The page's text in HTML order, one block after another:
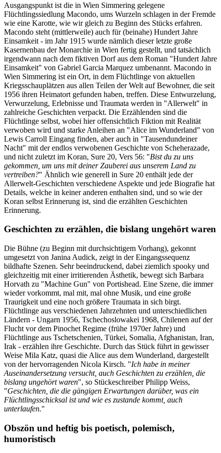
Ausgangspunkt ist die in Wien Simmering gelegene
Flüchtlingssiedlung Macondo, ums Wurzeln schlagen in der Fremde
wie eine Karotte, wie wir gleich zu Beginn des Stücks erfahren.
Macondo steht (mittlerweile) auch für (beinahe) Hundert Jahre
Einsamkeit - im Jahr 1915 wurde nämlich dieser letzte große
Kasernenbau der Monarchie in Wien fertig gestellt, und tatsächlich
irgendwann nach dem fiktiven Dorf aus dem Roman "Hundert Jahre
Einsamkeit" von Gabriel Garcia Marquez umbenannt. Macondo in
Wien Simmering ist ein Ort, in dem Flüchtlinge von aktuellen
Kriegsschauplätzen aus allen Teilen der Welt auf Bewohner, die seit
1956 ihren Heimatort gefunden haben, treffen. Diese Entwurzelung,
Verwurzelung, Erlebnisse und Traumata werden in "Allerwelt" in
zahlreiche Geschichten verpackt. Die Erzählenden sind die
Flüchtlinge selbst, wobei hier offensichtlich Fiktion mit Realität
verwoben wird und starke Anleihen an "Alice im Wunderland" von
Lewis Carroll Eingang finden, aber auch in "Tausendundeiner
Nacht" mit der endlos verwobenen Geschichte von Scheherazade,
und nicht zuletzt im Koran, Sure 20, Vers 56: "Bist du zu uns
gekommen, um uns mit deiner Zauberei aus unserem Land zu
vertreiben?" Ähnlich wie generell in Sure 20 enthält jede der
Allerwelt-Geschichten verschiedene Aspekte und jede Biografie hat
Details, welche in keiner anderen enthalten sind, und so wie der
Koran selbst Erinnerung ist, sind die erzählten Geschichten
Erinnerung.
Geschichten zu erzählen, die bislang ungehört waren
Die Bühne (zu Beginn mit durchsichtigem Vorhang), gekonnt
umgesetzt von Janina Audick, zeigt in der Eingangssequenz
bildhafte Szenen. Sehr beeindruckend, dabei ziemlich spooky und
gleichzeitig mit einer irritierenden Ästhetik, bewegt sich Barbara
Horvath zu "Machine Gun" von Portishead. Eine Szene, die immer
wieder vorkommt, mal mit, mal ohne Musik, und eine große
Traurigkeit und eine noch größere Traumata in sich birgt.
Flüchtlinge aus verschiedenen Jahrzehnten und unterschiedlichen
Ländern - Ungarn 1956, Tschechoslowakei 1968, Chilenen auf der
Flucht vor dem Pinochet Regime (frühe 1970er Jahre) und
Flüchtlinge aus Tschetschenien, Türkei, Somalia, Afghanistan, Iran,
Irak - erzählen ihre Geschichte. Durch das Stück führt in gewisser
Weise Mila Katz, quasi die Alice aus dem Wunderland, dargestellt
von der hervorragenden Nicola Kirsch. "Ich habe in meiner
Auseinandersetzung versucht, auch Geschichten zu erzählen, die
bislang ungehört waren", so Stückeschreiber Philipp Weiss,
"Geschichten, die die gängigen Erwartungen darüber, was ein
Flüchtlingsschicksal ist und wie es zustande kommt, auch
unterlaufen."
Obszön und heftig bis poetisch, polemisch,
humoristisch